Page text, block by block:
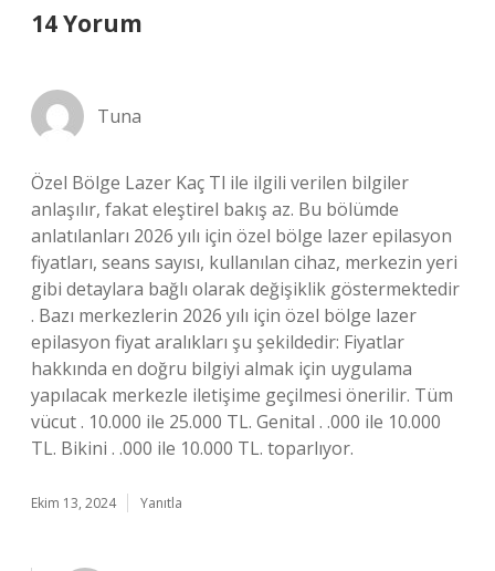
14 Yorum
Tuna
Özel Bölge Lazer Kaç Tl ile ilgili verilen bilgiler
anlaşılır, fakat eleştirel bakış az. Bu bölümde
anlatılanları 2026 yılı için özel bölge lazer epilasyon
fiyatları, seans sayısı, kullanılan cihaz, merkezin yeri
gibi detaylara bağlı olarak değişiklik göstermektedir
. Bazı merkezlerin 2026 yılı için özel bölge lazer
epilasyon fiyat aralıkları şu şekildedir: Fiyatlar
hakkında en doğru bilgiyi almak için uygulama
yapılacak merkezle iletişime geçilmesi önerilir. Tüm
vücut . 10.000 ile 25.000 TL. Genital . .000 ile 10.000
TL. Bikini . .000 ile 10.000 TL. toparlıyor.
Ekim 13, 2024 Yanıtla